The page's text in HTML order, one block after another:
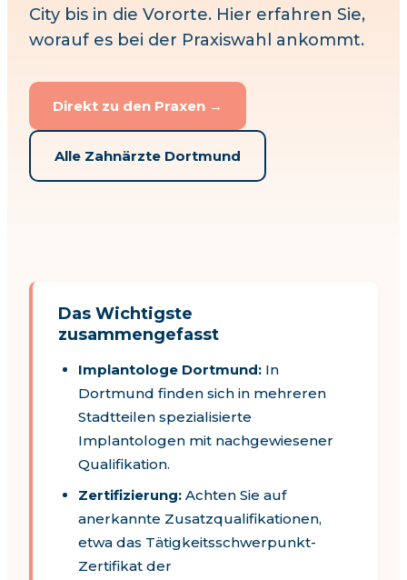
City bis in die Vororte. Hier erfahren Sie,
worauf es bei der Praxiswahl ankommt.
Direkt zu den Praxen →
Alle Zahnärzte Dortmund
Das Wichtigste
zusammengefasst
Implantologe Dortmund: In
Dortmund finden sich in mehreren
Stadtteilen spezialisierte
Implantologen mit nachgewiesener
Qualifikation.
Zertifizierung: Achten Sie auf
anerkannte Zusatzqualifikationen,
etwa das Tätigkeitsschwerpunkt-
Zertifikat der